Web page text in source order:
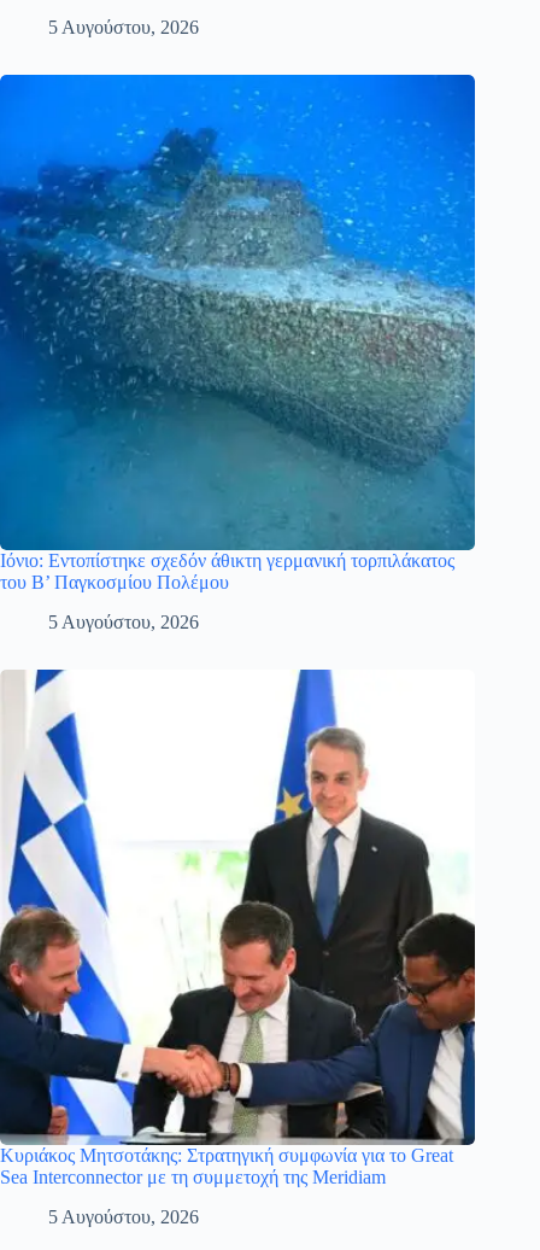
5 Αυγούστου, 2026
Ιόνιο: Εντοπίστηκε σχεδόν άθικτη γερμανική τορπιλάκατος
του Β’ Παγκοσμίου Πολέμου
5 Αυγούστου, 2026
Κυριάκος Μητσοτάκης: Στρατηγική συμφωνία για το Great
Sea Interconnector με τη συμμετοχή της Meridiam
5 Αυγούστου, 2026